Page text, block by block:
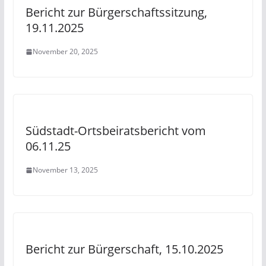
Bericht zur Bürgerschaftssitzung,
19.11.2025
November 20, 2025
Südstadt-Ortsbeiratsbericht vom
06.11.25
November 13, 2025
Bericht zur Bürgerschaft, 15.10.2025